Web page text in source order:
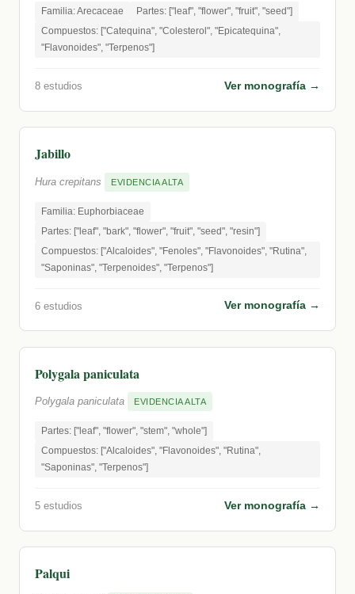
Familia: Arecaceae
Partes: ["leaf", "flower", "fruit", "seed"]
Compuestos: ["Catequina", "Colesterol", "Epicatequina",
"Flavonoides", "Terpenos"]
8 estudios Ver monografía →
Jabillo
Hura crepitans EVIDENCIA ALTA
Familia: Euphorbiaceae
Partes: ["leaf", "bark", "flower", "fruit", "seed", "resin"]
Compuestos: ["Alcaloides", "Fenoles", "Flavonoides", "Rutina",
"Saponinas", "Terpenoides", "Terpenos"]
6 estudios Ver monografía →
Polygala paniculata
Polygala paniculata EVIDENCIA ALTA
Partes: ["leaf", "flower", "stem", "whole"]
Compuestos: ["Alcaloides", "Flavonoides", "Rutina",
"Saponinas", "Terpenos"]
5 estudios Ver monografía →
Palqui